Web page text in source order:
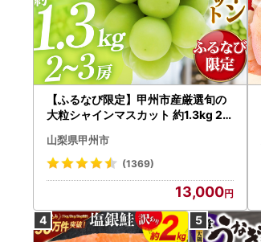
【ふるなび限定】甲州市産厳選旬の
大粒シャインマスカット 約1.3kg 2
472 FN-Limited-VO シャインマス
カット フルーツ
山梨県甲州市
(1369)
13,000